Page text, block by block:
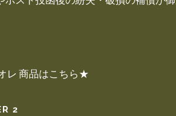
レ 商品はこちら★
2